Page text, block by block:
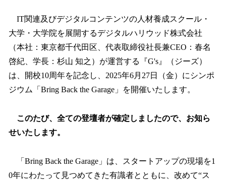
IT関連及びデジタルコンテンツの人材養成スクール・
大学・大学院を展開するデジタルハリウッド株式会社
（本社：東京都千代田区、代表取締役社長兼CEO：春名
啓紀、学長：杉山 知之）が運営する『G's』（ジーズ）
は、開校10周年を記念し、2025年6月27日（金）にシンポ
ジウム「Bring Back the Garage」を開催いたします。
このたび、全ての登壇者が確定しましたので、お知ら
せいたします。
「Bring Back the Garage」は、スタートアップの現場を1
0年にわたって見つめてきた有識者とともに、改めて“ス